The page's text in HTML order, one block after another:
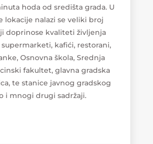
hoda od središta grada. U
lokacije nalazi se veliki broj
doprinose kvaliteti življenja
supermarketi, kafići, restorani,
Osnovna škola, Srednja
fakultet, glavna gradska
te stanice javnog gradskog
i mnogi drugi sadržaji.